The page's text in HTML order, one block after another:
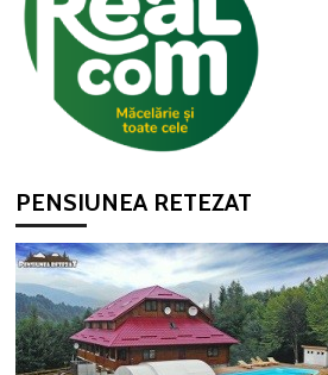
PENSIUNEA RETEZAT